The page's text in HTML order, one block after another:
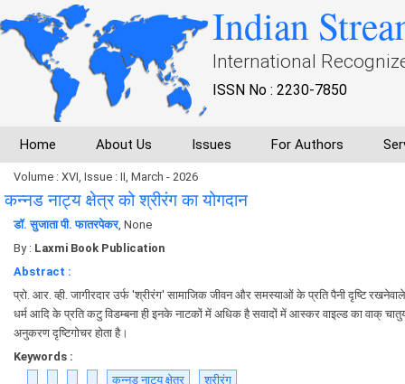
Indian
International
ISSN No : 2230-7850
Home About Us Issues For Authors
Volume : XVI, Issue : II, March - 2026
कन्नड नाट्य क्षेत्र को श्रीरंग का योगदान
डॉ. सुजाता पी. फातरपेकर, None
By : Laxmi Book Publication
Abstract :
प्रो. आर. व्ही. जागीरदार उर्फ 'श्रीरंग' सामाजिक जीवन और समस्याओं के प्रति पैनी दृष्टि
धर्म आदि के प्रति कटु विडम्बना ही इनके नाटकों में अधिक है सवादों में आस्कर वाइल्ड का वाक् चातुर्य
अनुकरण दृष्टिगोचर होता है।
Keywords :
कन्नड नाट्य क्षेत्र
श्रीरंग